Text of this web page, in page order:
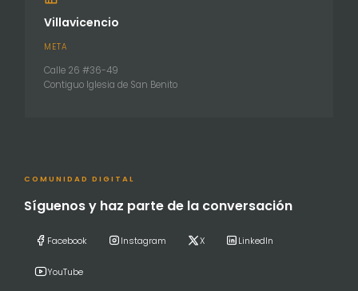
Villavicencio
META
Calle 26 #36-49
Contiguo Iglesia de San Benito
COMUNIDAD DIGITAL
Síguenos y haz parte de la conversación
Facebook Instagram X LinkedIn
YouTube